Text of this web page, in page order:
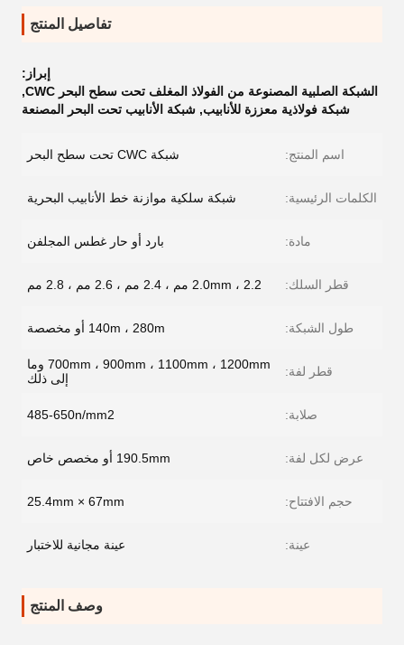
تفاصيل المنتج
إبراز:
الشبكة الصلبية المصنوعة من الفولاذ المغلف تحت سطح البحر CWC
,
شبكة فولاذية معززة للأنابيب, شبكة الأنابيب تحت البحر المصنعة
اسم المنتج: شبكة CWC تحت سطح البحر
الكلمات الرئيسية: شبكة سلكية موازنة خط الأنابيب البحرية
مادة: بارد أو حار غطس المجلفن
قطر السلك: 2.0mm ، 2.2 مم ، 2.4 مم ، 2.6 مم ، 2.8 مم
طول الشبكة: 140m ، 280m أو مخصصة
قطر لفة:
700mm ، 900mm ، 1100mm ، 1200mm وما
إلى ذلك
صلابة: 485-650n/mm2
عرض لكل لفة: 190.5mm أو مخصص خاص
حجم الافتتاح: 25.4mm × 67mm
عينة: عينة مجانية للاختبار
وصف المنتج